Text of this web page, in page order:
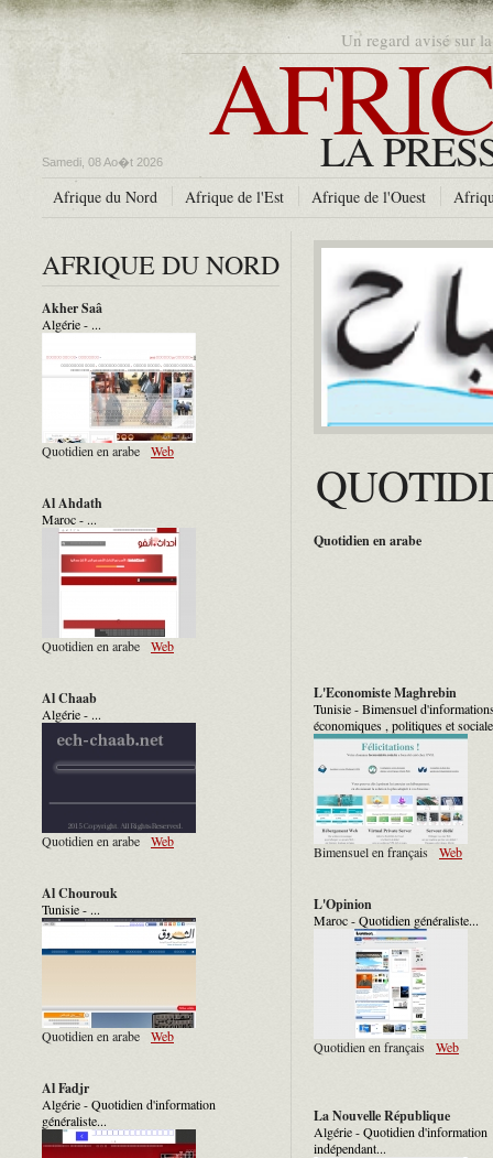
Un regard avisé sur
LA
Samedi, 08 Ao�t 2026
Afrique du Nord Afrique de l'Est Afrique de l'Ouest
AFRIQUE DU NORD
Akher Saâ
Algérie - ...
Quotidien en arabe Web
Al Ahdath
Maroc - ...
Quotidien en arabe Web
Al Chaab
Algérie - ...
Quotidien en arabe Web
Al Chourouk
Tunisie - ...
Quotidien en arabe Web
Al Fadjr
Algérie - Quotidien d'information
généraliste...
Quotidien en arabe
L'Economiste Maghrebin
Tunisie - Bimensuel
économiques , politiques et
Bimensuel en français Web
L'Opinion
Maroc - Quotidien généraliste...
Quotidien en français Web
La Nouvelle République
Algérie - Quotidien d'information
indépendant...